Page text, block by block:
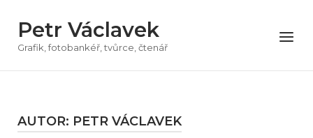
obsah
Petr Václavek
Grafik, fotobankéř, tvůrce, čtenář
Menu
AUTOR: PETR VÁCLAVEK